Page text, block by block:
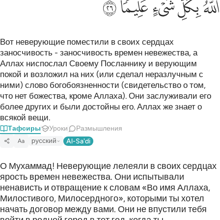
ﲛﲜﲝﲞﲟ
Вот неверующие поместили в своих сердцах
заносчивость - заносчивость времен невежества, а
Аллах ниспослал Своему Посланнику и верующим
покой и возложил на них (или сделал неразлучным с
ними) слово богобоязненности (свидетельство о том,
что нет божества, кроме Аллаха). Они заслуживали его
более других и были достойны его. Аллах же знает о
всякой вещи.
Тафсиры Уроки Размышления
Aa русский Al-Sa'di
О Мухаммад! Неверующие лелеяли в своих сердцах
ярость времен невежества. Они испытывали
ненависть и отвращение к словам «Во имя Аллаха,
Милостивого, Милосердного», которыми ты хотел
начать договор между вами. Они не впустили тебя